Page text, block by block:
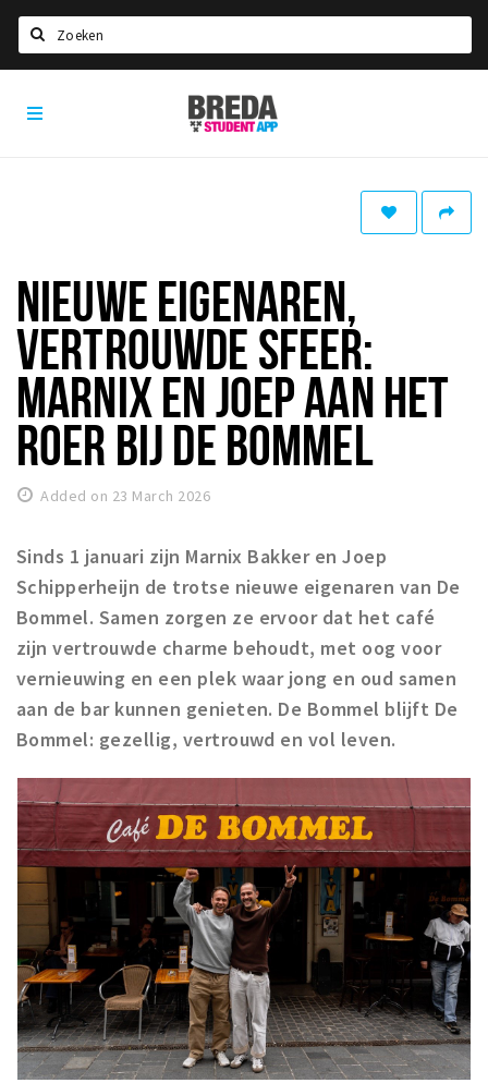
HOME
Student council
Student routes
New in town? Check FAQ!
LIVING IN BREDA
Housing
Registering municipality
General practitioner and first aid
Q&A
DISCOUNTS
Breda Student Shop
Spin the wheel!
LEISURE
SportS
News
Agenda
Sights
Museums, theatres & stages
Trips & activities
Student routes
Nature
Breda
Student
NIEUWE EIGENAREN,
VERTROUWDE SFEER:
MARNIX EN JOEP AAN HET
ROER BIJ DE BOMMEL
Added on 23 March 2026
Sinds 1 januari zijn Marnix Bakker en Joep
Schipperheijn de trotse nieuwe eigenaren van De
Bommel. Samen zorgen ze ervoor dat het café
zijn vertrouwde charme behoudt, met oog voor
vernieuwing en een plek waar jong en oud samen
aan de bar kunnen genieten. De Bommel blijft De
Bommel: gezellig, vertrouwd en vol leven.